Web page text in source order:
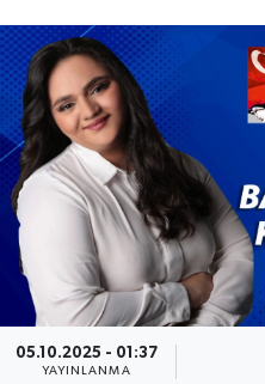
05.10.2025 - 01:37
YAYINLANMA
Genel
Görüntülü Haber
Güncel
Kültür & Sanat
Magazin
Resmi İlan
Son Dakika Haberleri
Haber Arşivi